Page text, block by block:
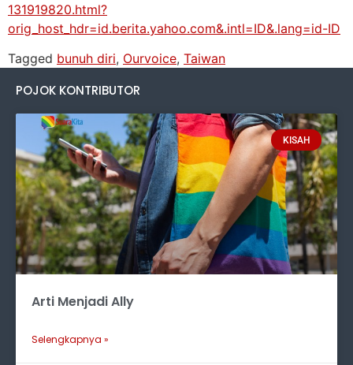
131919820.html?
orig_host_hdr=id.berita.yahoo.com&.intl=ID&.lang=id-ID
Tagged bunuh diri, Ourvoice, Taiwan
POJOK KONTRIBUTOR
KISAH
Arti Menjadi Ally
Selengkapnya »